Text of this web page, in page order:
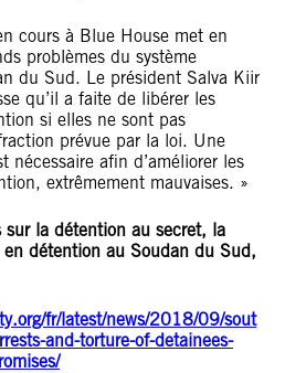
cours à Blue House met en
problèmes du système
du Sud. Le président Salva Kiir
qu’il a faite de libérer les
si elles ne sont pas
prévue par la loi. Une
nécessaire afin d’améliorer les
extrêmement mauvaises. »
sur la détention au secret, la
détention au Soudan du Sud,
fr/latest/news/2018/09/sout
and-torture-of-detainees-